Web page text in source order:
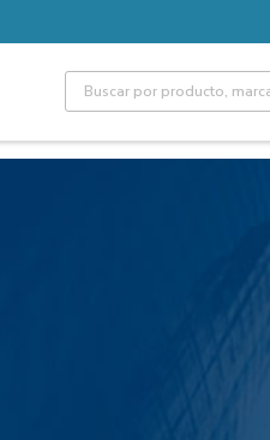
Site Search